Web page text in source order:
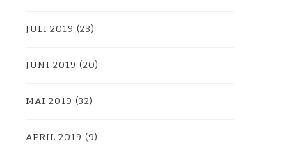
JULI 2019 (23)
JUNI 2019 (20)
MAI 2019 (32)
APRIL 2019 (9)